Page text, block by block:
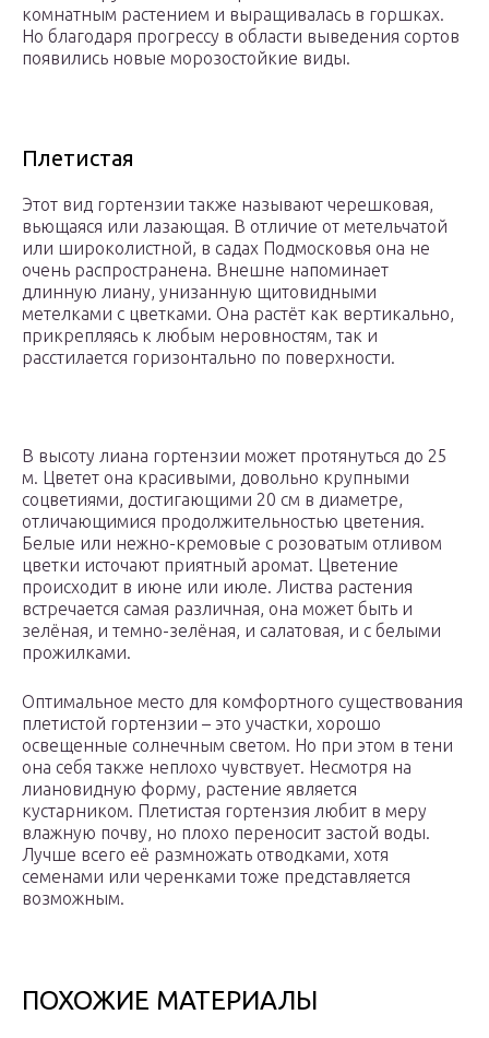
комнатным растением и выращивалась в горшках.
Но благодаря прогрессу в области выведения сортов
появились новые морозостойкие виды.
Плетистая
Этот вид гортензии также называют черешковая,
вьющаяся или лазающая. В отличие от метельчатой
или широколистной, в садах Подмосковья она не
очень распространена. Внешне напоминает
длинную лиану, унизанную щитовидными
метелками с цветками. Она растёт как вертикально,
прикрепляясь к любым неровностям, так и
расстилается горизонтально по поверхности.
В высоту лиана гортензии может протянуться до 25
м. Цветет она красивыми, довольно крупными
соцветиями, достигающими 20 см в диаметре,
отличающимися продолжительностью цветения.
Белые или нежно-кремовые с розоватым отливом
цветки источают приятный аромат. Цветение
происходит в июне или июле. Листва растения
встречается самая различная, она может быть и
зелёная, и темно-зелёная, и салатовая, и с белыми
прожилками.
Оптимальное место для комфортного существования
плетистой гортензии – это участки, хорошо
освещенные солнечным светом. Но при этом в тени
она себя также неплохо чувствует. Несмотря на
лиановидную форму, растение является
кустарником. Плетистая гортензия любит в меру
влажную почву, но плохо переносит застой воды.
Лучше всего её размножать отводками, хотя
семенами или черенками тоже представляется
возможным.
ПОХОЖИЕ МАТЕРИАЛЫ